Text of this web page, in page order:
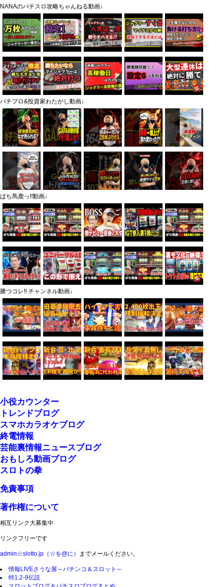
NANAのパチスロ攻略ちゃんねる動画↓
パチプロ&投資家わたがし動画↓
ぱち馬鹿っ!!動画↓
勝つコレ!! チャンネル動画↓
小役カウンター
トレンドブログ
スマホカラオケブログ
終電情報
芸能裏情報ニュースブログ
おもしろ動画ブログ
スロトの拳
免責事項
著作権について
相互リンク大募集中
リンクフリーです
admin☆slotto.jp（☆を@に） までメールください。
情報LIVEさうな屋～パチンコ＆スロット～
特1.2-9伝説